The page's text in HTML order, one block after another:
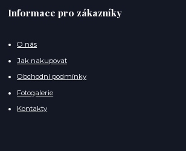
Informace pro zákazníky
O nás
Jak nakupovat
Obchodní podmínky
Fotogalerie
Kontakty